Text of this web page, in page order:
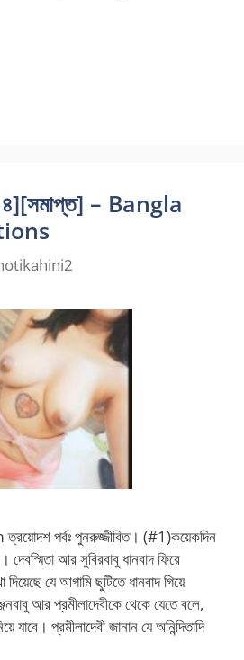
৪][সমাপ্ত] – Bangla
পর্বঃ পুনরুজ্জীবিত। (#1)কয়েকদিন
আর সুবিরবাবু ধানবাদ ফিরে
যে আগামি ছুটিতে ধানবাদ গিয়ে
আর প্রমীলাদেবীকে থেকে যেতে বলে,
যাবে। প্রমীলাদেবী জানান যে অনিন্দিতাদি